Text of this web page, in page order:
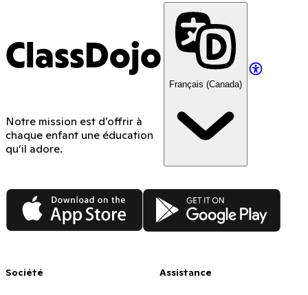
ClassDojo
Notre mission est d’offrir à
chaque enfant une éducation
qu’il adore.
Français (Canada)
App Store Google Play
Société Assistance